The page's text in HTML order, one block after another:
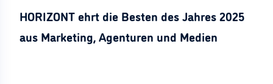
HORIZONT ehrt die Besten des Jahres 2025
aus Marketing, Agenturen und Medien